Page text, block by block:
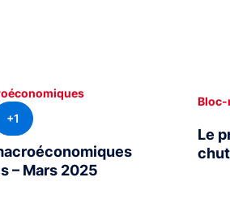
– Mars 2025
+1
Le
Bloc-